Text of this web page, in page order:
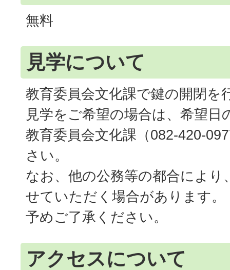
無料
見学について
教育委員会文化課で鍵の開閉を
見学をご希望の場合は、希望日
教育委員会文化課（082-420-
さい。
なお、他の公務等の都合により
せていただく場合があります。
予めご了承ください。
アクセスについて